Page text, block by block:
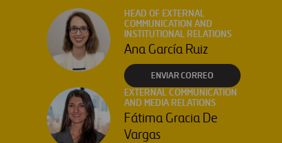
HEAD OF EXTERNAL
COMMUNICATION AND
INSTITUTIONAL RELATIONS
Ana García Ruiz
ENVIAR CORREO
EXTERNAL COMMUNICATION
AND MEDIA RELATIONS
Fátima Gracia De
Vargas